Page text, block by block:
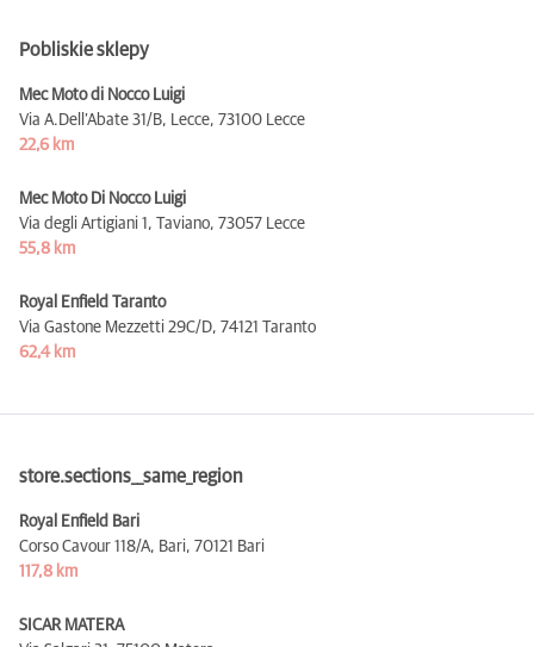
Pobliskie sklepy
Mec Moto di Nocco Luigi
Via A.Dell’Abate 31/B, Lecce, 73100 Lecce
22,6 km
Mec Moto Di Nocco Luigi
Via degli Artigiani 1, Taviano, 73057 Lecce
55,8 km
Royal Enfield Taranto
Via Gastone Mezzetti 29C/D, 74121 Taranto
62,4 km
store.sections__same_region
Royal Enfield Bari
Corso Cavour 118/A, Bari, 70121 Bari
117,8 km
SICAR MATERA